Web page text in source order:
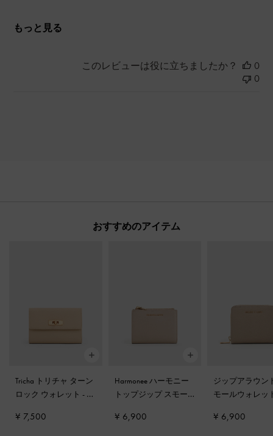
もっと見る
このレビューは役に立ちましたか？
0
0
おすすめのアイテム
Tricha トリチャ ターン
ロック ウォレット - サ
¥ 7,500
Harmonee ハーモニー
トップジップ スモー
¥ 6,900
ジップアラウン
モールウォレッ
¥ 6,900